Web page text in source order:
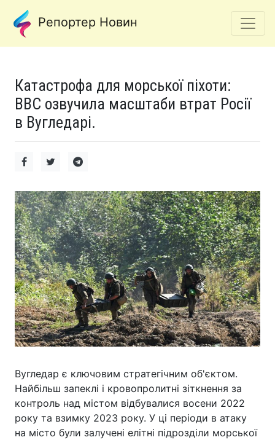
Репортер Новин
Катастрофа для морської піхоти:
BBC озвучила масштаби втрат Росії
в Вугледарі.
Вугледар є ключовим стратегічним об'єктом.
Найбільш запеклі і кровопролитні зіткнення за
контроль над містом відбувалися восени 2022
року та взимку 2023 року. У ці періоди в атаку
на місто були залучені елітні підрозділи морської